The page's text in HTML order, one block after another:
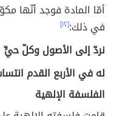
أمّا المادة فوجد أنّها
في ذلك:[١٢]
نردّ إلى الأصول وكلّ حيٍّ
له في الأربع القدم
الفلسفة الإلهية